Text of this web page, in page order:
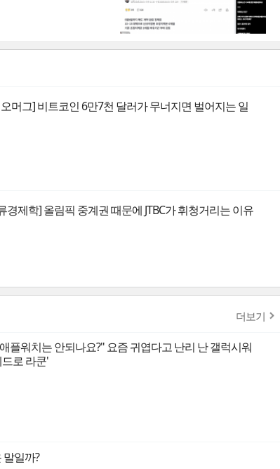
머그] 비트코인 6만7천 달러가 무너지면 벌어지는 일
경제학] 올림픽 중계권 때문에 JTBC가 휘청거리는 이유
더보기
플워치는 안되나요?" 요즘 귀엽다고 난리 난 갤럭시워
로 라쿤'
일까?